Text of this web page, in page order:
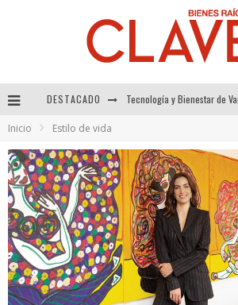
DESTACADO
Inicio Estilo de vida